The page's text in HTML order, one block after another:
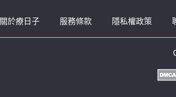
關於療日子 服務條款 隱私權政策